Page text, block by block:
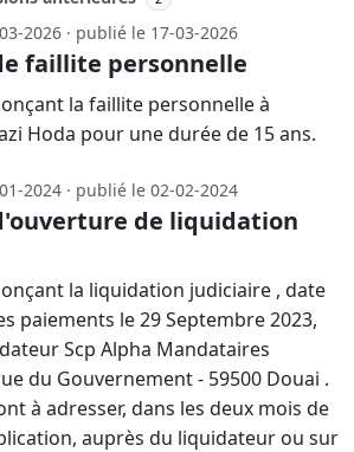
2026 · publié le 17-03-2026
faillite personnelle
la faillite personnelle à
Hoda pour une durée de 15 ans.
2024 · publié le 02-02-2024
de liquidation
la liquidation judiciaire , date
paiements le 29 Septembre 2023,
Scp Alpha Mandataires
du Gouvernement - 59500 Douai .
à adresser, dans les deux mois de
auprès du liquidateur ou sur